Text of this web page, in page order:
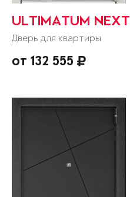
ULTIMATUM NEXT
Дверь для квартиры
от 132 555